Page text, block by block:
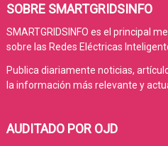
SOBRE SMARTGRIDSINFO
SMARTGRIDSINFO es el principal
sobre las Redes Eléctricas
Publica diariamente noticias,
la información más relevante y
AUDITADO POR OJD